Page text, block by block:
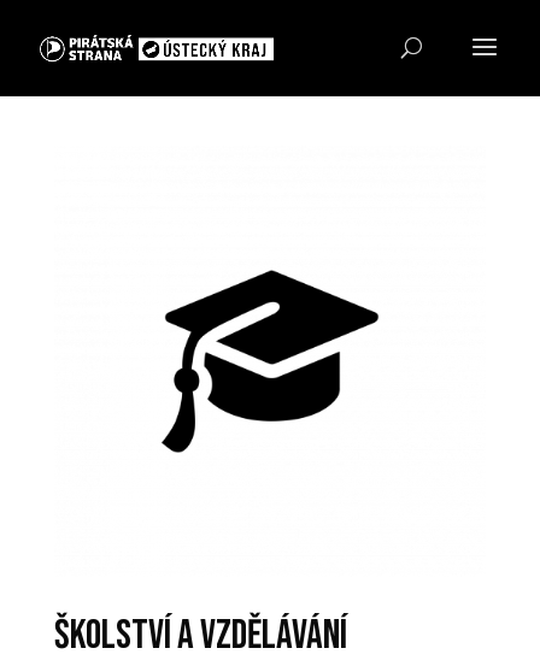
ŠKOLSTVÍ A VZDĚLÁVÁNÍ